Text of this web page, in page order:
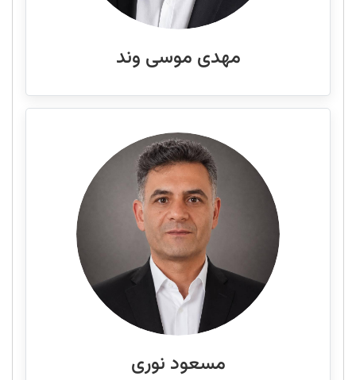
مهدی موسی وند
مسعود نوری